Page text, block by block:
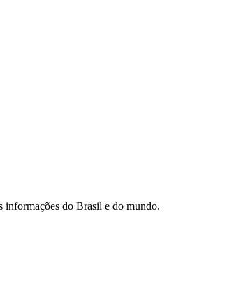
informações do Brasil e do mundo.